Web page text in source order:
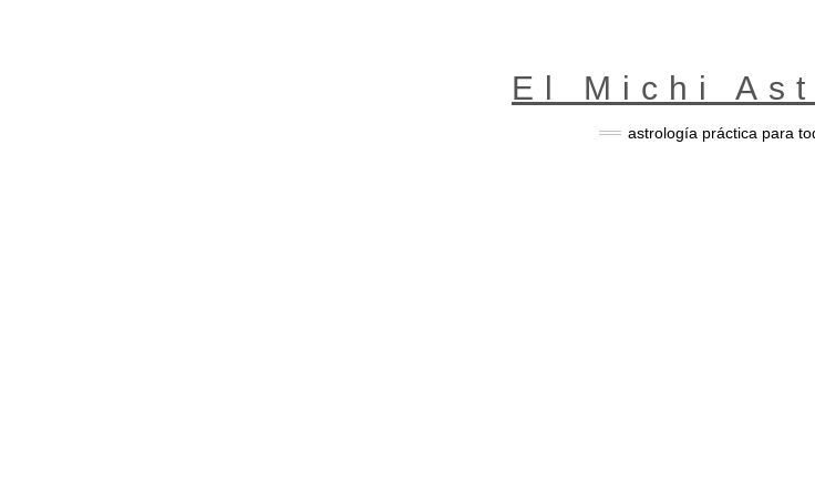
El Michi
astrología práctica para